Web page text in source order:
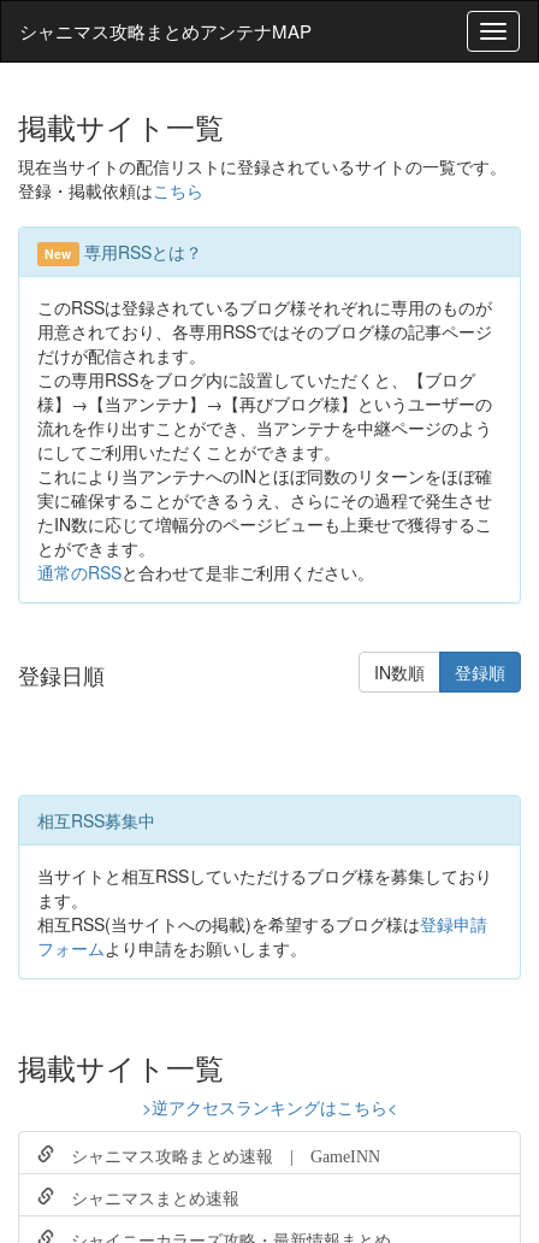
T
o
n
v
g
シャニマス攻略まとめアンテナMAP
掲載サイト一覧
現在当サイトの配信リストに登録されているサイトの一覧です。
登録・掲載依頼はこちら
New 専用RSSとは？
このRSSは登録されているブログ様それぞれに専用のものが
用意されており、各専用RSSではそのブログ様の記事ページ
だけが配信されます。
この専用RSSをブログ内に設置していただくと、【ブログ
様】→【当アンテナ】→【再びブログ様】というユーザーの
流れを作り出すことができ、当アンテナを中継ページのよう
にしてご利用いただくことができます。
これにより当アンテナへのINとほぼ同数のリターンをほぼ確
実に確保することができるうえ、さらにその過程で発生させ
たIN数に応じて増幅分のページビューも上乗せで獲得するこ
とができます。
通常のRSSと合わせて是非ご利用ください。
IN数順 登録順
登録日順
相互RSS募集中
当サイトと相互RSSしていただけるブログ様を募集しており
ます。
相互RSS(当サイトへの掲載)を希望するブログ様は登録申請
フォームより申請をお願いします。
掲載サイト一覧
>逆アクセスランキングはこちら<
シャニマス攻略まとめ速報 | GameINN
シャニマスまとめ速報
シャイニーカラーズ攻略・最新情報まとめ